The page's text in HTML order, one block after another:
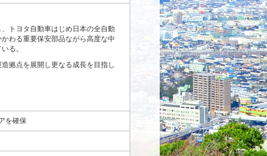
トヨタ自動車はじめ日本の全自動
わる重要保安部品ながら高度な中
る。
拠点を展開し更なる成長を目指し
を確保